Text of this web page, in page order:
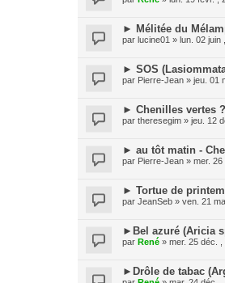
► Mélitée du
par lucine01 » lun. 02 juin
► SOS
par Pierre-Jean » jeu. 01
► Chenilles vertes
par theresegim » jeu. 12
► au tôt matin -
par Pierre-Jean » mer.
► Tortue de
par JeanSeb » ven. 21
►Bel azuré (Aricia
par René » mer. 25 déc. ,
►Drôle de tabac